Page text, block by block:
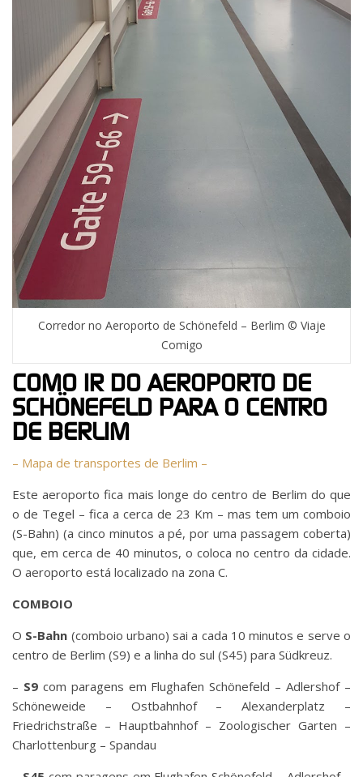
Corredor no Aeroporto de Schönefeld – Berlim © Viaje
Comigo
COMO IR DO AEROPORTO DE
SCHÖNEFELD PARA O CENTRO
DE BERLIM
– Mapa de transportes de Berlim –
Este aeroporto fica mais longe do centro de Berlim do que
o de Tegel – fica a cerca de 23 Km – mas tem um comboio
(S-Bahn) (a cinco minutos a pé, por uma passagem coberta)
que, em cerca de 40 minutos, o coloca no centro da cidade.
O aeroporto está localizado na zona C.
COMBOIO
O S-Bahn (comboio urbano) sai a cada 10 minutos e serve o
centro de Berlim (S9) e a linha do sul (S45) para Südkreuz.
– S9com paragens em Flughafen Schönefeld – Adlershof –
Schöneweide – Ostbahnhof – Alexanderplatz –
Friedrichstraße – Hauptbahnhof – Zoologischer Garten –
Charlottenburg – Spandau